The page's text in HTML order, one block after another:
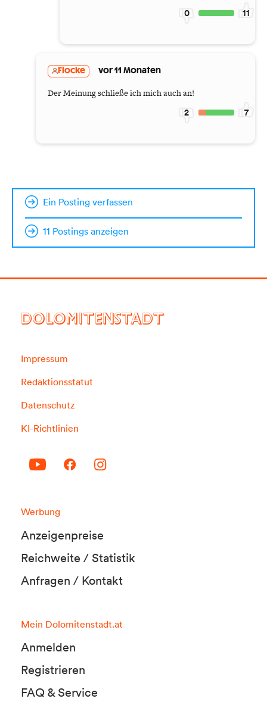
0 11
Flocke vor 11 Monaten
Der Meinung schließe ich mich auch an!
2 7
Ein Posting verfassen
11 Postings anzeigen
DOLOMITENSTADT
Impressum
Redaktionsstatut
Datenschutz
KI-Richtlinien
Werbung
Anzeigenpreise
Reichweite / Statistik
Anfragen / Kontakt
Mein Dolomitenstadt.at
Anmelden
Registrieren
FAQ & Service